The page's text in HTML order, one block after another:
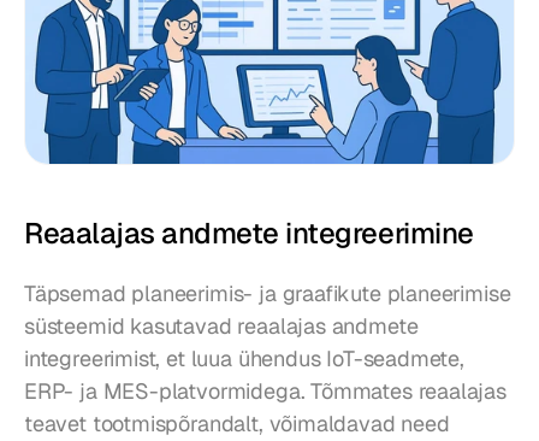
Reaalajas andmete integreerimine
Täpsemad planeerimis- ja graafikute planeerimise
süsteemid kasutavad reaalajas andmete
integreerimist, et luua ühendus IoT-seadmete,
ERP- ja MES-platvormidega. Tõmmates reaalajas
teavet tootmispõrandalt, võimaldavad need